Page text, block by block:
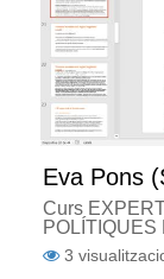
Eva Pons
Curs
3